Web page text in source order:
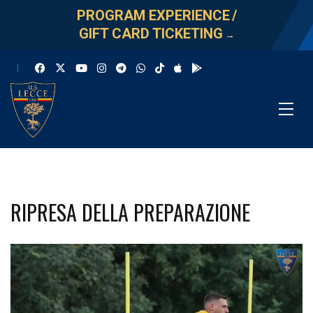
PROGRAM EXPERIENCE/
GIFT CARD TICKETING →
RIPRESA DELLA PREPARAZIONE